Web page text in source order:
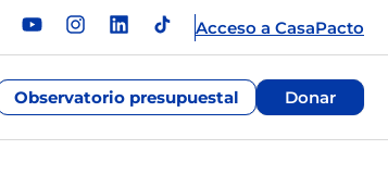
Acceso a CasaPacto
Observatorio presupuestal Donar